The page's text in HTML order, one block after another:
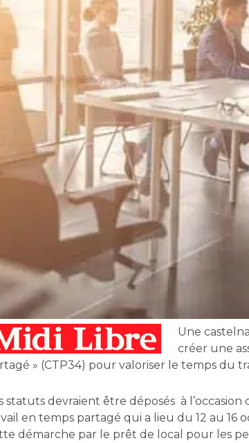
Une
créer une
» (CTP34) pour valoriser le temps du
statuts devraient être déposés à
en temps partagé qui a lieu du 12 au 16
démarche par le prêt de local pour les